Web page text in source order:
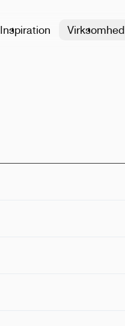
Inspiration Virksomhed